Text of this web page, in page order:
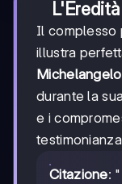
Il complesso
illustra
durante la
e i
Citazione: